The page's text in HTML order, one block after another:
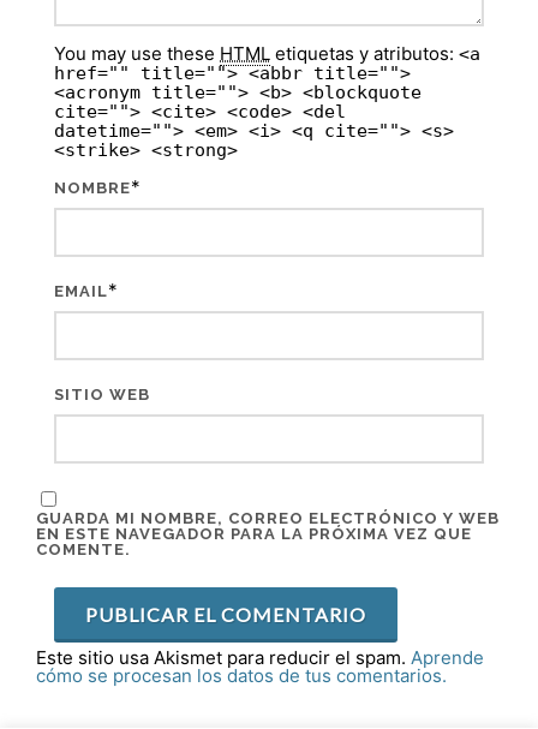
You may use these HTML etiquetas y atributos: <a
href="" title=""> <abbr title="">
<acronym title=""> <b> <blockquote
cite=""> <cite> <code> <del
datetime=""> <em> <i> <q cite=""> <s>
<strike> <strong>
NOMBRE*
EMAIL*
SITIO WEB
GUARDA MI NOMBRE, CORREO ELECTRÓNICO Y WEB
EN ESTE NAVEGADOR PARA LA PRÓXIMA VEZ QUE
COMENTE.
Este sitio usa Akismet para reducir el spam. Aprende
cómo se procesan los datos de tus comentarios.